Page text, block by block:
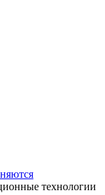
технологии